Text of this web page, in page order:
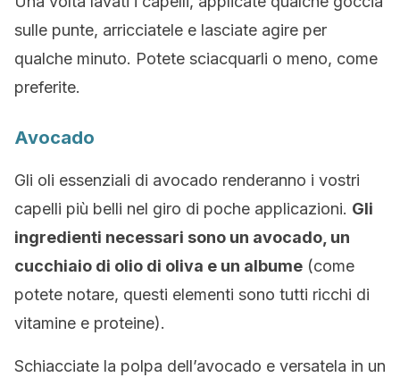
sulle punte, arricciatele e lasciate agire per
qualche minuto. Potete sciacquarli o meno, come
preferite.
Avocado
Gli oli essenziali di avocado renderanno i vostri
capelli più belli nel giro di poche applicazioni. Gli
ingredienti necessari sono un avocado, un
cucchiaio di olio di oliva e un albume (come
potete notare, questi elementi sono tutti ricchi di
vitamine e proteine).
Schiacciate la polpa dell’avocado e versatela in un